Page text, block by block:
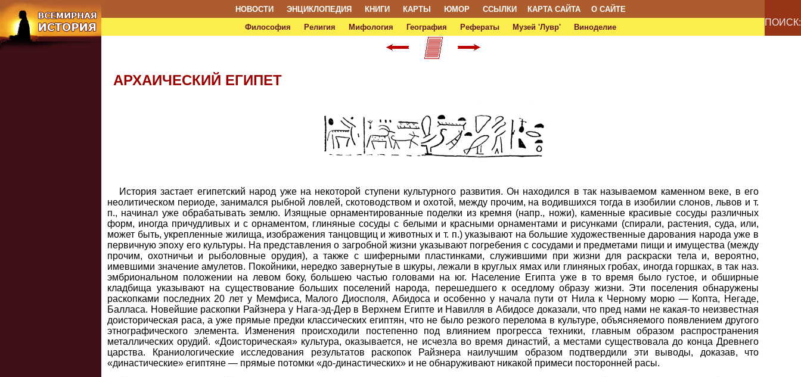
НОВОСТИ ЭНЦИКЛОПЕДИЯ КНИГИ КАРТЫ ЮМОР ССЫЛКИ КАРТА САЙТА
О САЙТЕ
Философия
Религия Мифология География Рефераты Музей 'Лувр' Виноделие ПОИСК:
АРХАИЧЕСКИЙ ЕГИПЕТ
История застает египетский народ уже на некоторой ступени культурного развития. Он находился в так называемом каменном веке, в его
неолитическом периоде, занимался рыбной ловлей, скотоводством и охотой, между прочим, на водившихся тогда в изобилии слонов, львов и т.
п., начинал уже обрабатывать землю. Изящные орнаментированные поделки из кремня (напр., ножи), каменные красивые сосуды различных
форм, иногда причудливых и с орнаментом, глиняные сосуды с белыми и красными орнаментами и рисунками (спирали, растения, суда, или,
может быть, укрепленные жилища, изображения танцовщиц и животных и т. п.) указывают на большие художественные дарования народа уже в
первичную эпоху его культуры. На представления о загробной жизни указывают погребения с сосудами и предметами пищи и имущества (между
прочим, охотничьи и рыболовные орудия), а также с шиферными пластинками, служившими при жизни для раскраски тела и, вероятно,
имевшими значение амулетов. Покойники, нередко завернутые в шкуры, лежали в круглых ямах или глиняных гробах, иногда горшках, в так наз.
эмбриональном положении на левом боку, большею частью головами на юг. Население Египта уже в то время было густое, и обширные
кладбища указывают на существование больших поселений народа, перешедшего к оседлому образу жизни. Эти поселения обнаружены
раскопками последних 20 лет у Мемфиса, Малого Диосполя, Абидоса и особенно у начала пути от Нила к Черному морю — Копта, Негаде,
Балласа. Новейшие раскопки Райзнера у Нага-эд-Дер в Верхнем Египте и Навилля в Абидосе доказали, что пред нами не какая-то неизвестная
доисторическая раса, а уже прямые предки классических египтян, что не было резкого перелома в культуре, объясняемого появлением другого
этнографического элемента. Изменения происходили постепенно под влиянием прогресса техники, главным образом распространения
металлических орудий. «Доисторическая» культура, оказывается, не исчезла во время династий, а местами существовала до конца Древнего
царства. Краниологические исследования результатов раскопок Райзнера наилучшим образом подтвердили эти выводы, доказав, что
«династические» египтяне — прямые потомки «до-династических» и не обнаруживают никакой примеси посторонней расы.